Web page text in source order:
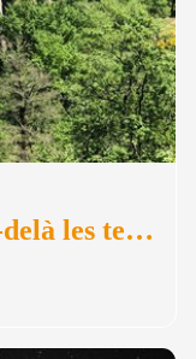
Randonnée Doulovy par-delà les temps